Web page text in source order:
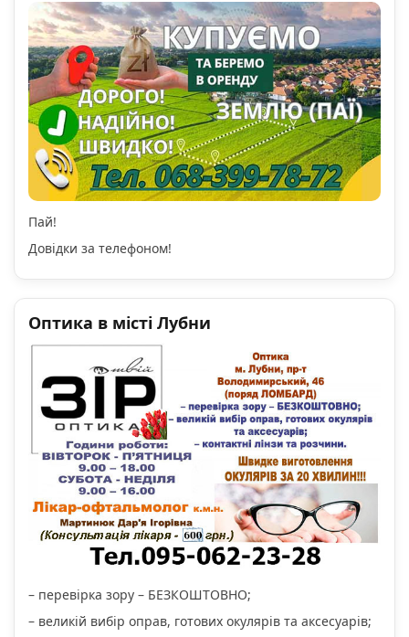
Пай!
Довідки за телефоном!
Оптика в місті Лубни
– перевірка зору – БЕЗКОШТОВНО;
– великій вибір оправ, готових окулярів та аксесуарів;